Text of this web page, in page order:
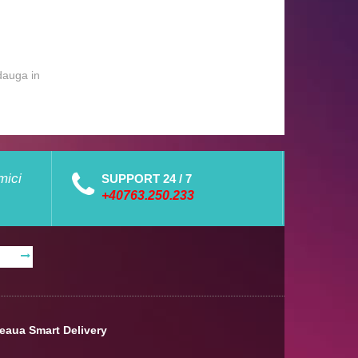
in
SUPPORT 24 / 7
+40763.250.233
Smart Delivery